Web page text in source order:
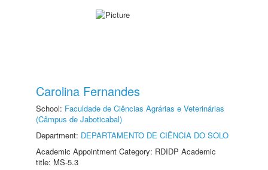
Carolina Fernandes
School: Faculdade de Ciências Agrárias e Veterinárias
(Câmpus de Jaboticabal)
Department: DEPARTAMENTO DE CIÊNCIA DO SOLO
Academic Appointment Category: RDIDP Academic
title: MS-5.3